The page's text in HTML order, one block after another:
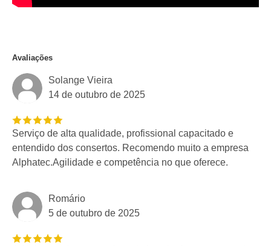
Avaliações
Solange Vieira
14 de outubro de 2025
Serviço de alta qualidade, profissional capacitado e
entendido dos consertos. Recomendo muito a empresa
Alphatec.Agilidade e competência no que oferece.
Romário
5 de outubro de 2025